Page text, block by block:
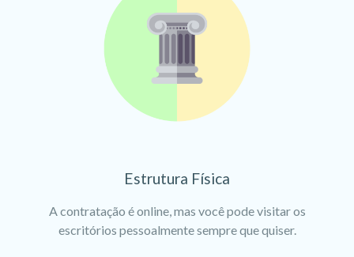
Estrutura Física
A contratação é online, mas você pode visitar os
escritórios pessoalmente sempre que quiser.